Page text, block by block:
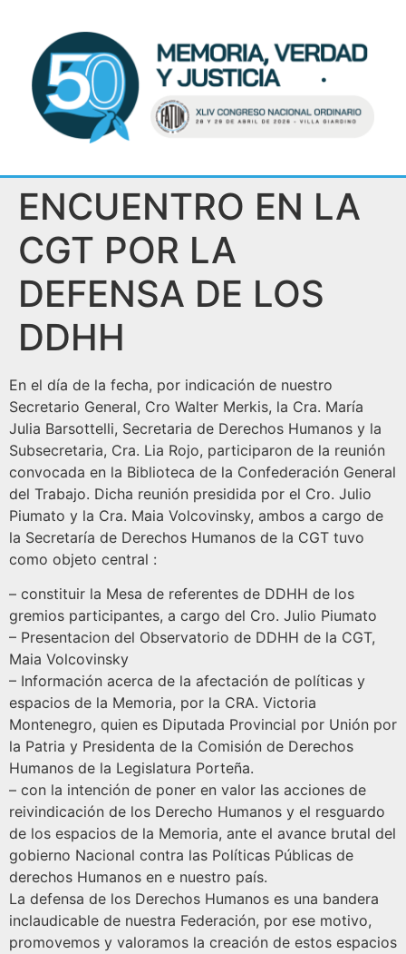
ENCUENTRO EN LA
CGT POR LA
DEFENSA DE LOS
DDHH
En el día de la fecha, por indicación de nuestro
Secretario General, Cro Walter Merkis, la Cra. María
Julia Barsottelli, Secretaria de Derechos Humanos y la
Subsecretaria, Cra. Lia Rojo, participaron de la reunión
convocada en la Biblioteca de la Confederación General
del Trabajo. Dicha reunión presidida por el Cro. Julio
Piumato y la Cra. Maia Volcovinsky, ambos a cargo de
la Secretaría de Derechos Humanos de la CGT tuvo
como objeto central :
– constituir la Mesa de referentes de DDHH de los
gremios participantes, a cargo del Cro. Julio Piumato
– Presentacion del Observatorio de DDHH de la CGT,
Maia Volcovinsky
– Información acerca de la afectación de políticas y
espacios de la Memoria, por la CRA. Victoria
Montenegro, quien es Diputada Provincial por Unión por
la Patria y Presidenta de la Comisión de Derechos
Humanos de la Legislatura Porteña.
– con la intención de poner en valor las acciones de
reivindicación de los Derecho Humanos y el resguardo
de los espacios de la Memoria, ante el avance brutal del
gobierno Nacional contra las Políticas Públicas de
derechos Humanos en e nuestro país.
La defensa de los Derechos Humanos es una bandera
inclaudicable de nuestra Federación, por ese motivo,
promovemos y valoramos la creación de estos espacios